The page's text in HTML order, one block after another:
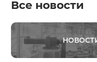
Все новости